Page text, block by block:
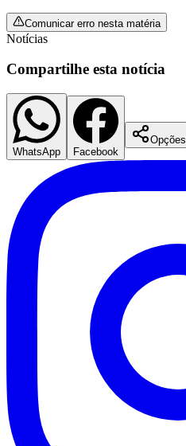
São Paulo
Comunicar erro nesta matéria
Notícias
Compartilhe esta notícia
WhatsApp Facebook
Opções